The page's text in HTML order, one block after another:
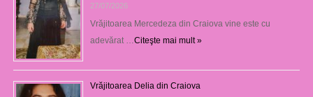
27/07/2026
Vrăjitoarea Mercedeza din Craiova vine este cu
adevărat …Citeşte mai mult »
Vrăjitoarea Delia din Craiova